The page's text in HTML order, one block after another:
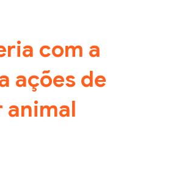
com a
ações de
animal